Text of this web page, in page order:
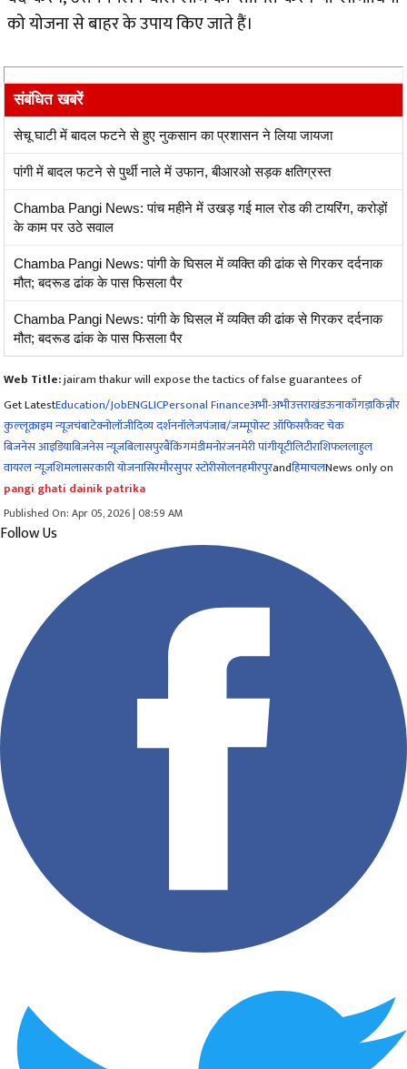
को योजना से बाहर के उपाय किए जाते हैं।
संबंधित खबरें
सेचू घाटी में बादल फटने से हुए नुकसान का प्रशासन ने लिया जायजा
पांगी में बादल फटने से पुर्थी नाले में उफान, बीआरओ सड़क क्षतिग्रस्त
Chamba Pangi News: पांच महीने में उखड़ गई माल रोड की टायरिंग, करोड़ों
के काम पर उठे सवाल
Chamba Pangi News: पांगी के घिसल में व्यक्ति की ढांक से गिरकर दर्दनाक
मौत; बदरूड ढांक के पास फिसला पैर
Chamba Pangi News: पांगी के घिसल में व्यक्ति की ढांक से गिरकर दर्दनाक
मौत; बदरूड ढांक के पास फिसला पैर
Web Title:jairam thakur will expose the tactics of false guarantees of
Get LatestEducation/JobENGLICPersonal Financeअभी-अभीउत्तराखंडऊनाकाँगड़ाकिन्नौर
कुल्लूक्राइम न्यूजचंबाटेक्नोलॉजीदिव्य दर्शननॉलेजपंजाब/जम्मूपोस्ट ऑफिसफ़ैक्ट चेक
बिजनेस आइडियाबिज़नेस न्यूज़बिलासपुरबैंकिंगमंडीमनोरंजनमेरी पांगीयूटीलिटीराशिफललाहुल
वायरल न्यूज़शिमलासरकारी योजनासिरमौरसुपर स्टोरीसोलनहमीरपुरandहिमाचलNews only on
pangi ghati dainik patrika
Published On: Apr 05, 2026 | 08:59 AM
Follow Us